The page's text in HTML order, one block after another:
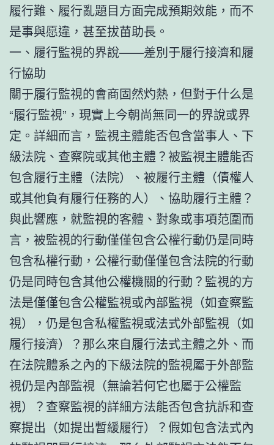
履行難、履行亂題目方面完成預期效能，而不
是事與愿違，甚至拔苗助長。
一、履行監視的界說——差別于履行接濟和履
行協助
關于履行監視的會商固然灼熱，但對于什么是
“履行監視”，現實上今朝尚無同一的界說或界
定。詳細而言，監視主體能否包含當事人、下
級法院、查察院或其他主體？被監視主體能否
包含履行主體（法院）、被履行主體（債權人
或其他負有履行任務的人）、協助履行主體？
與此響應，就監視的客體、對象或事項范圍而
言，被監視的行動僅僅包含公權行動仍是同時
包含私權行動，公權行動僅僅包含法院的行動
仍是同時包含其他公權機關的行動？監視的方
法是僅僅包含公權監視或內部監視（如查察監
視），仍是包含私權監視或法式外部監視（如
履行接濟）？那么來自履行法式主體之外、而
在法院體系之內的下級法院的監視屬于外部監
視仍是內部監視（無論若何它也屬于公權監
視）？查察監視的詳細方法能否包含抗訴和查
察提出（如提出暫緩履行）？假如包含法式內